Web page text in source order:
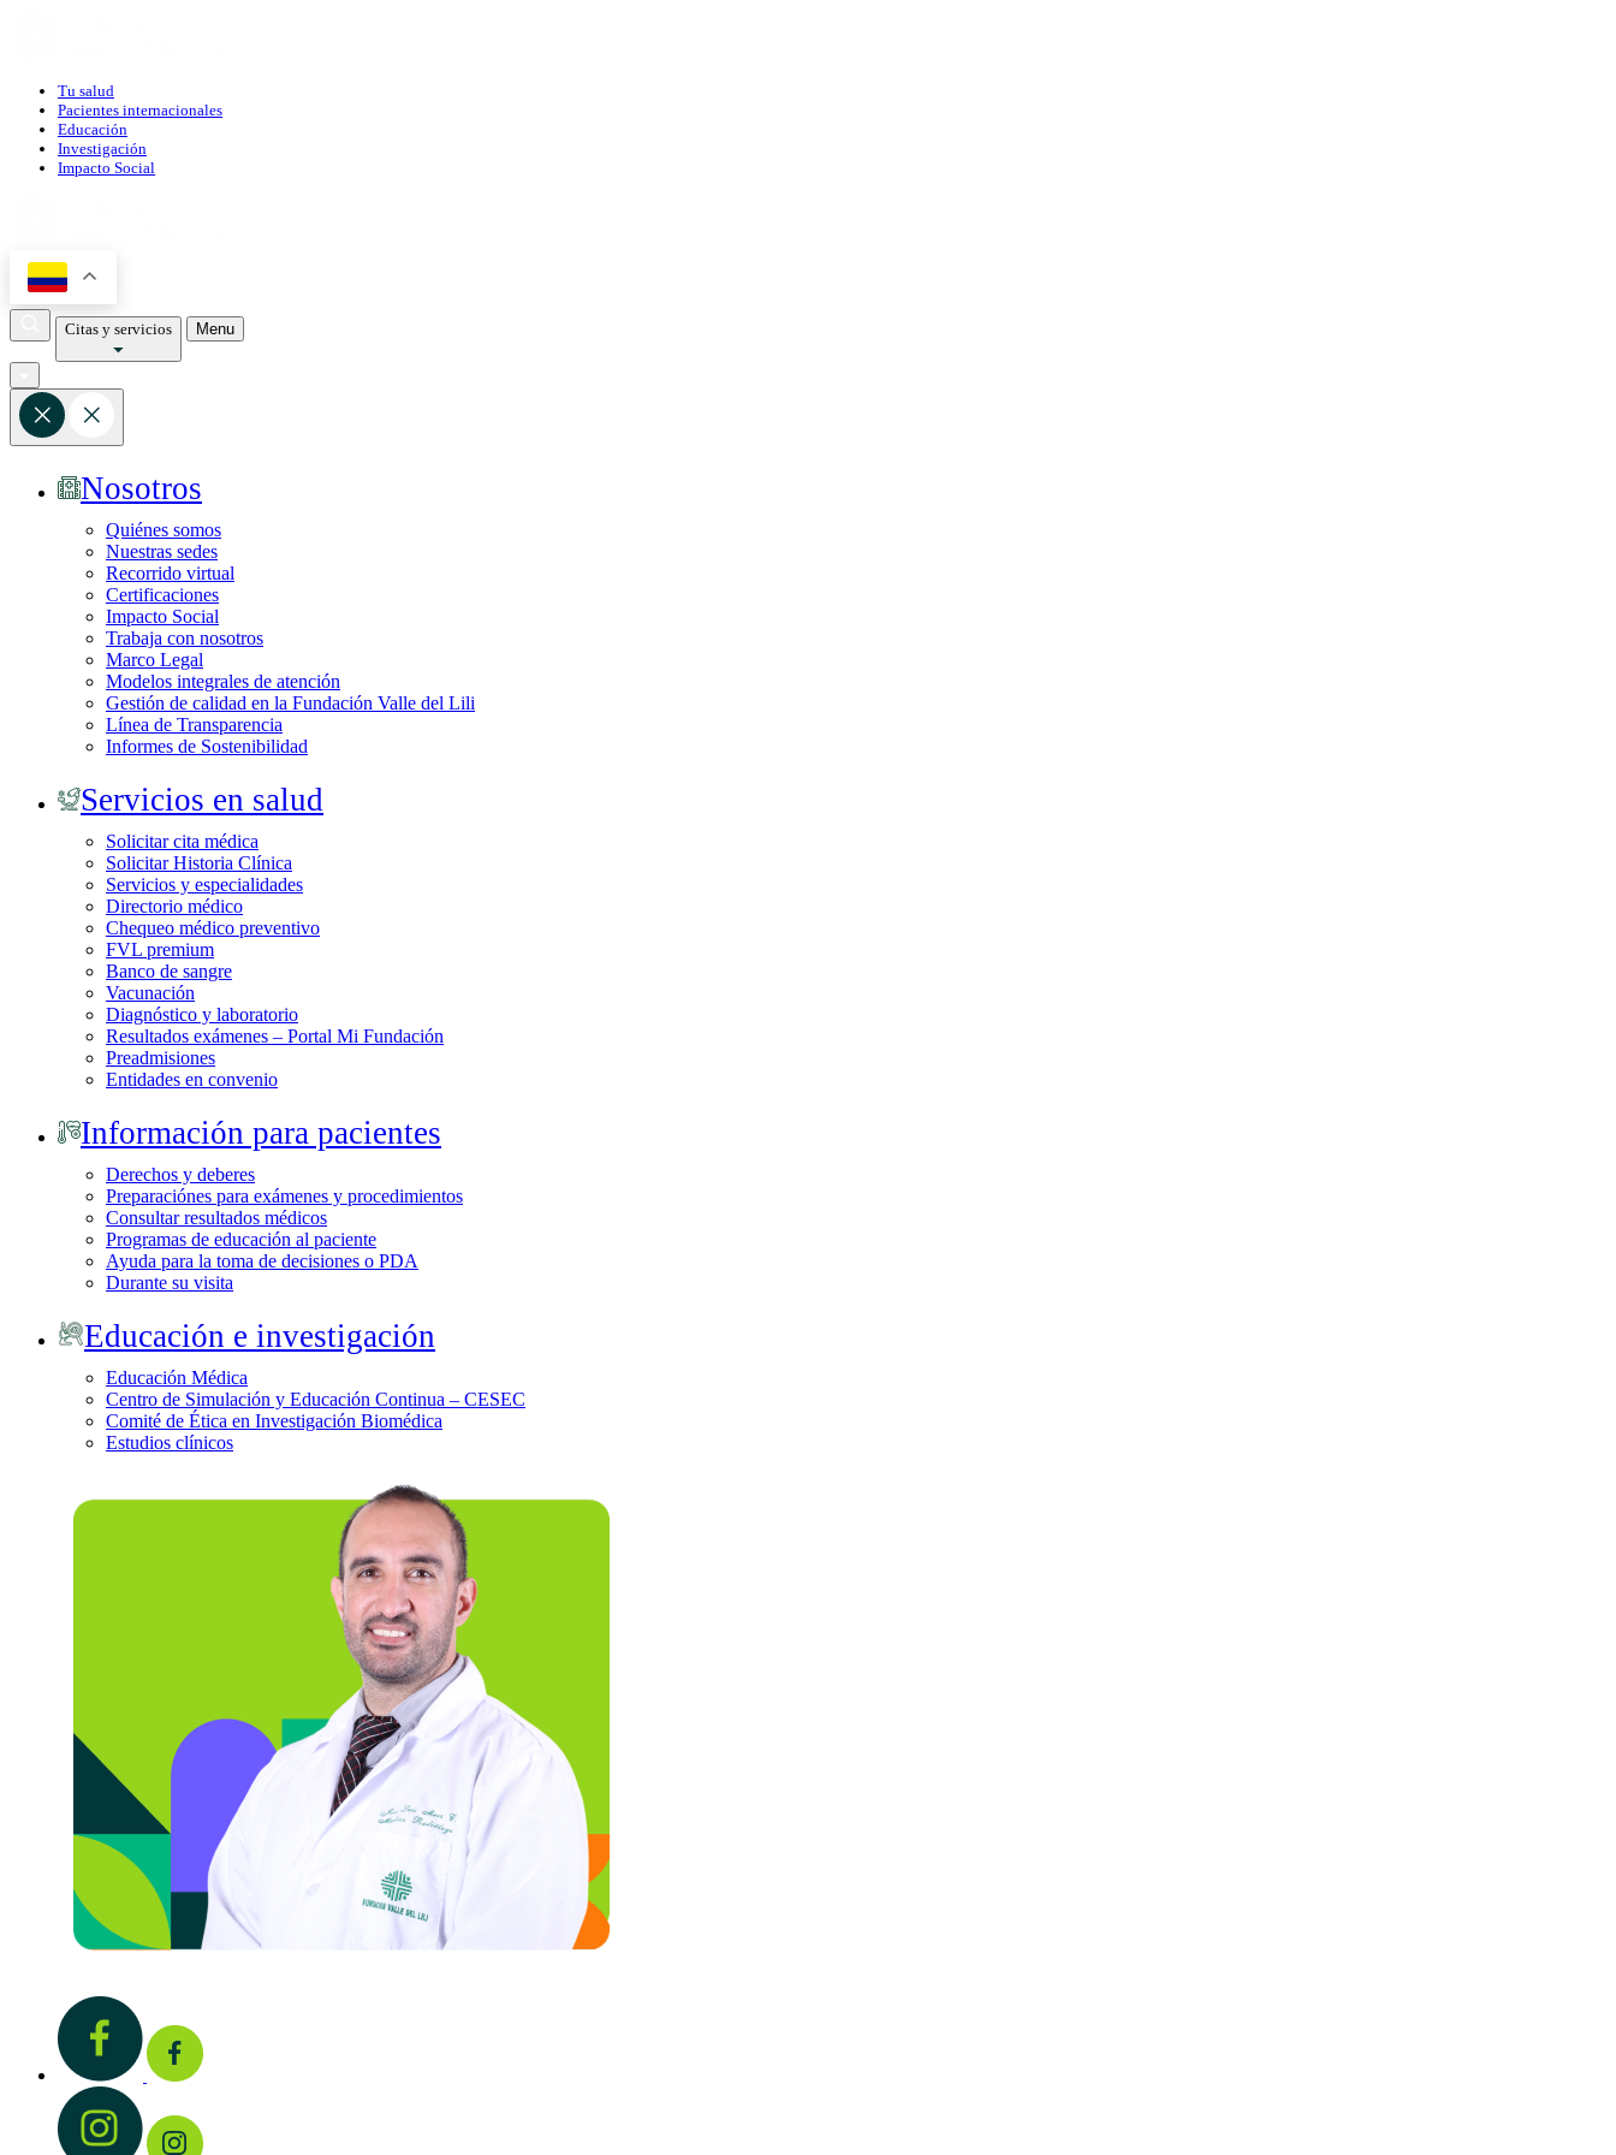
Tu salud
Pacientes internacionales
Educación
Investigación
Impacto Social
Citas y servicios Menu
Nosotros
Quiénes somos
Nuestras sedes
Recorrido virtual
Certificaciones
Impacto Social
Trabaja con nosotros
Marco Legal
Modelos integrales de atención
Gestión de calidad en la Fundación Valle del Lili
Línea de Transparencia
Informes de Sostenibilidad
Servicios en salud
Solicitar cita médica
Solicitar Historia Clínica
Servicios y especialidades
Directorio médico
Chequeo médico preventivo
FVL premium
Banco de sangre
Vacunación
Diagnóstico y laboratorio
Resultados exámenes – Portal Mi Fundación
Preadmisiones
Entidades en convenio
Información para pacientes
Derechos y deberes
Preparaciónes para exámenes y procedimientos
Consultar resultados médicos
Programas de educación al paciente
Ayuda para la toma de decisiones o PDA
Durante su visita
Educación e investigación
Educación Médica
Centro de Simulación y Educación Continua – CESEC
Comité de Ética en Investigación Biomédica
Estudios clínicos